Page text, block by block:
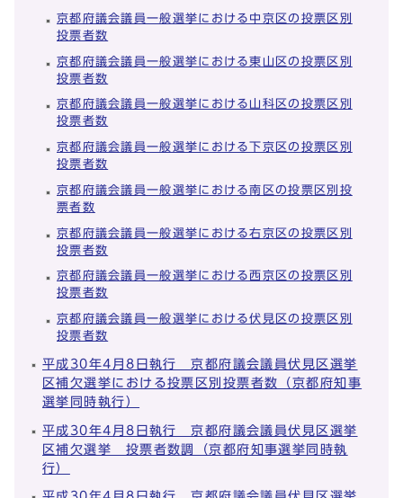
京都府議会議員一般選挙における中京区の投票区別
投票者数
京都府議会議員一般選挙における東山区の投票区別
投票者数
京都府議会議員一般選挙における山科区の投票区別
投票者数
京都府議会議員一般選挙における下京区の投票区別
投票者数
京都府議会議員一般選挙における南区の投票区別投
票者数
京都府議会議員一般選挙における右京区の投票区別
投票者数
京都府議会議員一般選挙における西京区の投票区別
投票者数
京都府議会議員一般選挙における伏見区の投票区別
投票者数
平成30年4月8日執行 京都府議会議員伏見区選挙
区補欠選挙における投票区別投票者数（京都府知事
選挙同時執行）
平成30年4月8日執行 京都府議会議員伏見区選挙
区補欠選挙 投票者数調（京都府知事選挙同時執
行）